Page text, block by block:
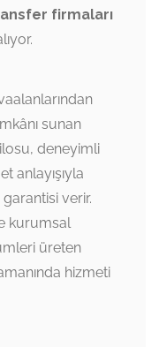
firmaları
sunan
deneyimli
anlayışıyla
verir.
kurumsal
üreten
hizmeti